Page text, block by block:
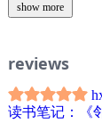
show more
reviews
读书笔记：《